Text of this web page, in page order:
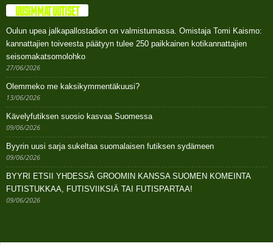
UUSIMMAT UUTISET
Oulun upea jalkapallostadion on valmistumassa. Omistaja Tomi Kaismo:
kannattajien toiveesta päätyyn tulee 250 paikkainen kotikannattajien
seisomakatsomolohko
27/06/2026
Olemmeko me kaksikymmentäkuusi?
13/06/2026
Kävelyfutiksen suosio kasvaa Suomessa
09/06/2026
Byyrin uusi sarja sukeltaa suomalaisen futiksen sydämeen
09/06/2026
BYYRI ETSII YHDESSÄ GROOMIN KANSSA SUOMEN KOMEINTA
FUTISTUKKAA, FUTISVIIKSIÄ TAI FUTISPARTAA!
09/06/2026